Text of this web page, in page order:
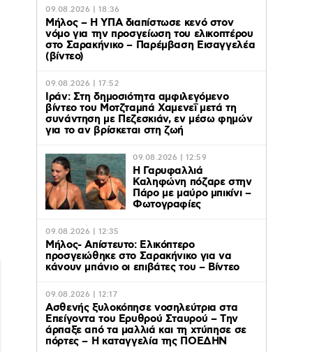
09.08.2026 | 18:36
Μήλος – Η ΥΠΑ διαπίστωσε κενό στον
νόμο για την προσγείωση του ελικοπτέρου
στο Σαρακήνικο – Παρέμβαση Εισαγγελέα
(βίντεο)
09.08.2026 | 17:52
Ιράν: Στη δημοσιότητα αμφιλεγόμενο
βίντεο του Μοτζταμπά Χαμενεΐ μετά τη
συνάντηση με Πεζεσκιάν, εν μέσω φημών
για το αν βρίσκεται στη ζωή
09.08.2026 | 12:59
Η Γαρυφαλλιά
Καληφώνη πόζαρε στην
Πάρο με μαύρο μπικίνι –
Φωτογραφίες
09.08.2026 | 12:35
Μήλος- Απίστευτο: Ελικόπτερο
προσγειώθηκε στο Σαρακήνικο για να
κάνουν μπάνιο οι επιβάτες του – Βίντεο
09.08.2026 | 12:17
Ασθενής ξυλοκόπησε νοσηλεύτρια στα
Επείγοντα του Ερυθρού Σταυρού – Tην
άρπαξε από τα μαλλιά και τη χτύπησε σε
πόρτες – Η καταγγελία της ΠΟΕΔΗΝ